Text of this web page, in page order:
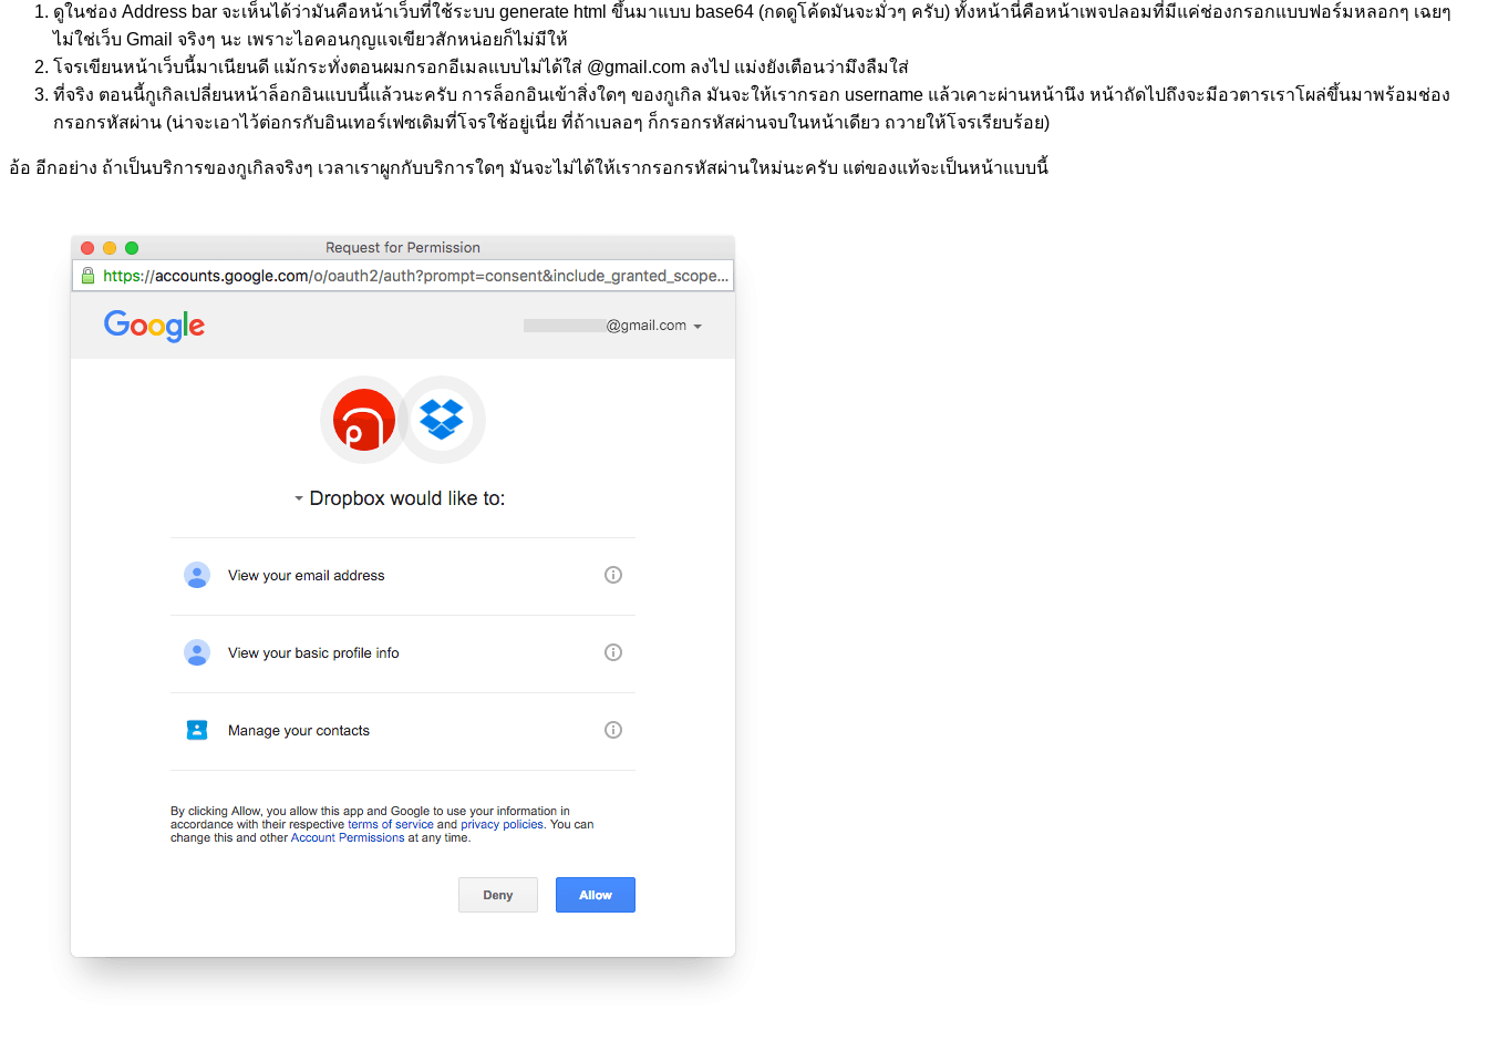
ดูในช่อง Address bar จะเห็นได้ว่ามันคือหน้าเว็บที่ใช้ระบบ generate html ขึ้นมาแบบ base64 (กดดูโค้ดมันจะมั่วๆ ครับ) ทั้งหน้านี่คือหน้าเพจปลอมที่มีแค่ช่องกรอกแบบฟอร์มหลอกๆ เฉยๆ
ไม่ใช่เว็บ Gmail จริงๆ นะ เพราะไอคอนกุญแจเขียวสักหน่อยก็ไม่มีให้
โจรเขียนหน้าเว็บนี้มาเนียนดี แม้กระทั่งตอนผมกรอกอีเมลแบบไม่ได้ใส่ @gmail.com ลงไป แม่งยังเตือนว่ามึงลืมใส่
ที่จริง ตอนนี้กูเกิลเปลี่ยนหน้าล็อกอินแบบนี้แล้วนะครับ การล็อกอินเข้าสิ่งใดๆ ของกูเกิล มันจะให้เรากรอก username แล้วเคาะผ่านหน้านึง หน้าถัดไปถึงจะมีอวตารเราโผล่ขึ้นมาพร้อมช่อง
กรอกรหัสผ่าน (น่าจะเอาไว้ต่อกรกับอินเทอร์เฟซเดิมที่โจรใช้อยู่เนี่ย ที่ถ้าเบลอๆ ก็กรอกรหัสผ่านจบในหน้าเดียว ถวายให้โจรเรียบร้อย)
อ้อ อีกอย่าง ถ้าเป็นบริการของกูเกิลจริงๆ เวลาเราผูกกับบริการใดๆ มันจะไม่ได้ให้เรากรอกรหัสผ่านใหม่นะครับ แต่ของแท้จะเป็นหน้าแบบนี้